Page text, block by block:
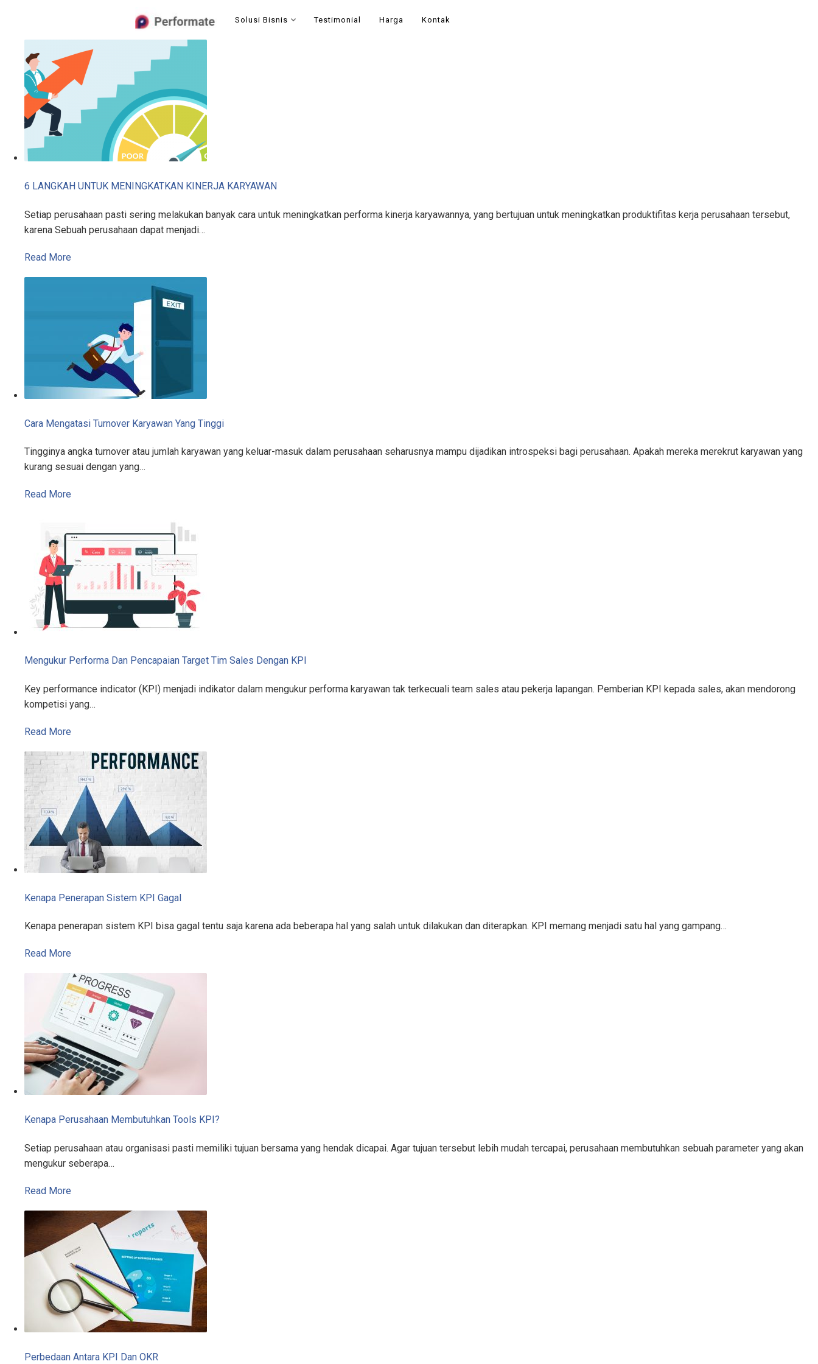
content
Solusi Bisnis Testimonial Harga Kontak
6 LANGKAH UNTUK MENINGKATKAN KINERJA KARYAWAN
Setiap perusahaan pasti sering melakukan banyak cara untuk meningkatkan performa kinerja karyawannya, yang bertujuan untuk meningkatkan produktifitas kerja perusahaan tersebut,
karena Sebuah perusahaan dapat menjadi…
Read More
Cara Mengatasi Turnover Karyawan Yang Tinggi
Tingginya angka turnover atau jumlah karyawan yang keluar-masuk dalam perusahaan seharusnya mampu dijadikan introspeksi bagi perusahaan. Apakah mereka merekrut karyawan yang
kurang sesuai dengan yang…
Read More
Mengukur Performa Dan Pencapaian Target Tim Sales Dengan KPI
Key performance indicator (KPI) menjadi indikator dalam mengukur performa karyawan tak terkecuali team sales atau pekerja lapangan. Pemberian KPI kepada sales, akan mendorong
kompetisi yang…
Read More
Kenapa Penerapan Sistem KPI Gagal
Kenapa penerapan sistem KPI bisa gagal tentu saja karena ada beberapa hal yang salah untuk dilakukan dan diterapkan. KPI memang menjadi satu hal yang gampang…
Read More
Kenapa Perusahaan Membutuhkan Tools KPI?
Setiap perusahaan atau organisasi pasti memiliki tujuan bersama yang hendak dicapai. Agar tujuan tersebut lebih mudah tercapai, perusahaan membutuhkan sebuah parameter yang akan
mengukur seberapa…
Read More
Perbedaan Antara KPI Dan OKR